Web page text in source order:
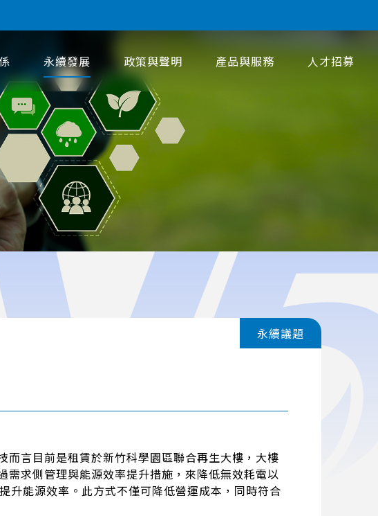
永續發展 政策與聲明 產品與服務 人才招募
永續議題
言目前是租賃於新竹科學園區聯合再生大樓，大樓
求側管理與能源效率提升措施，來降低無效耗電以
升能源效率。此方式不僅可降低營運成本，同時符合